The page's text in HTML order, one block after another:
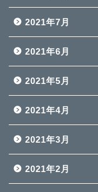
2021年7月
2021年6月
2021年5月
2021年4月
2021年3月
2021年2月